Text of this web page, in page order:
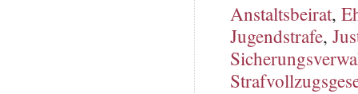
Anstaltsbeirat,
Jugendstrafe,